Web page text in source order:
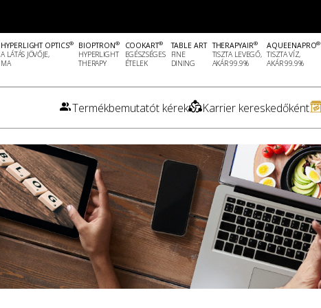
HYPERLIGHT OPTICS®
A LÁTÁS JÖVŐJE,
MA
BIOPTRON®
HYPERLIGHT
THERAPY
COOKART®
EGÉSZSÉGES
ÉTELEK
TABLE ART
FINE
DINING
THERAPYAIR®
TISZTA LEVEGŐ,
AKÁR 99.9%
AQUEENAPRO®
TISZTA VÍZ,
AKÁR 99.9%
Termékbemutatót kérek Karrier kereskedőként